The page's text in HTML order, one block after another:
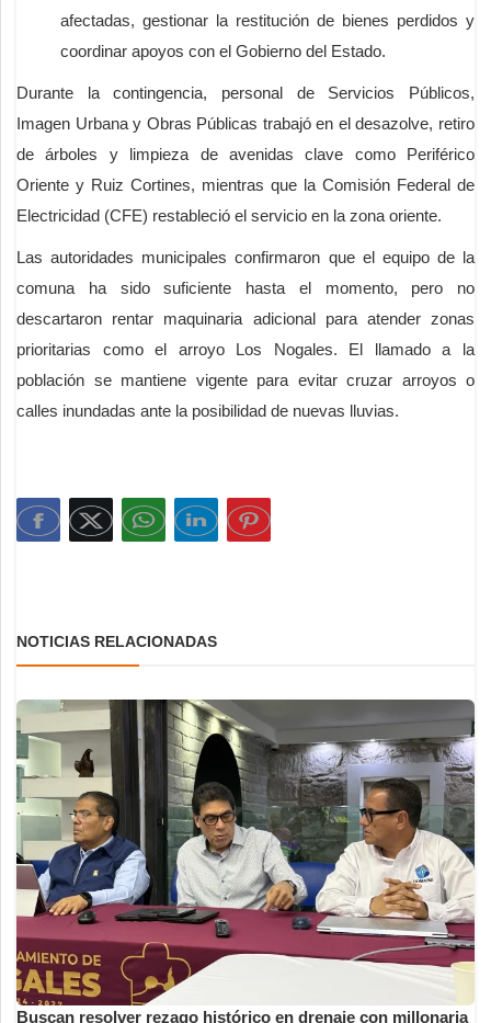
afectadas, gestionar la restitución de bienes perdidos y
coordinar apoyos con el Gobierno del Estado.
Durante la contingencia, personal de Servicios Públicos,
Imagen Urbana y Obras Públicas trabajó en el desazolve, retiro
de árboles y limpieza de avenidas clave como Periférico
Oriente y Ruiz Cortines, mientras que la Comisión Federal de
Electricidad (CFE) restableció el servicio en la zona oriente.
Las autoridades municipales confirmaron que el equipo de la
comuna ha sido suficiente hasta el momento, pero no
descartaron rentar maquinaria adicional para atender zonas
prioritarias como el arroyo Los Nogales. El llamado a la
población se mantiene vigente para evitar cruzar arroyos o
calles inundadas ante la posibilidad de nuevas lluvias.
NOTICIAS RELACIONADAS
Buscan resolver rezago histórico en drenaje con millonaria